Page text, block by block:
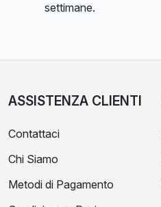
settimane.
ASSISTENZA CLIENTI
Contattaci
Chi Siamo
Metodi di Pagamento